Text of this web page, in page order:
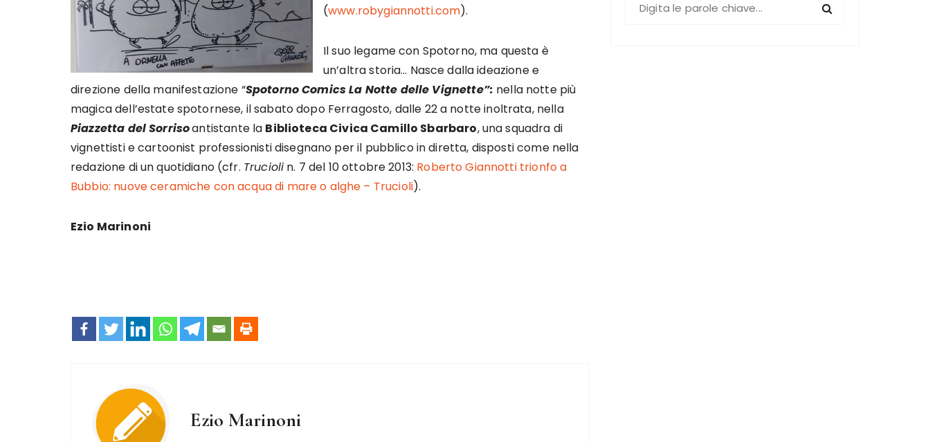
(www.robygiannotti.com).
Il suo legame con Spotorno, ma questa è
un’altra storia… Nasce dalla ideazione e
direzione della manifestazione “Spotorno Comics La Notte delle Vignette”: nella notte più
magica dell’estate spotornese, il sabato dopo Ferragosto, dalle 22 a notte inoltrata, nella
Piazzetta del Sorrisoantistante la Biblioteca Civica Camillo Sbarbaro, una squadra di
vignettisti e cartoonist professionisti disegnano per il pubblico in diretta, disposti come nella
redazione di un quotidiano (cfr. Trucioli n. 7 del 10 ottobre 2013: Roberto Giannotti trionfo a
Bubbio: nuove ceramiche con acqua di mare o alghe – Trucioli).
Ezio Marinoni
Ezio Marinoni